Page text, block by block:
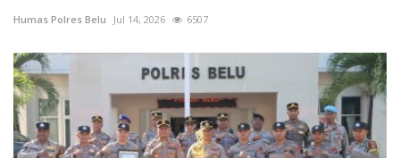
Humas Polres Belu Jul 14, 2026 6507